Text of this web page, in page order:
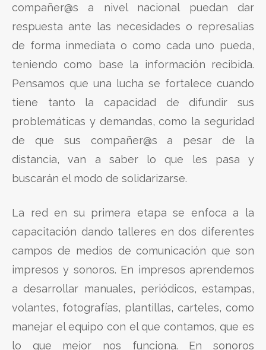
compañer@s a nivel nacional puedan dar
respuesta ante las necesidades o represalias
de forma inmediata o como cada uno pueda,
teniendo como base la información recibida.
Pensamos que una lucha se fortalece cuando
tiene tanto la capacidad de difundir sus
problemáticas y demandas, como la seguridad
de que sus compañer@s a pesar de la
distancia, van a saber lo que les pasa y
buscarán el modo de solidarizarse.
La red en su primera etapa se enfoca a la
capacitación dando talleres en dos diferentes
campos de medios de comunicación que son
impresos y sonoros. En impresos aprendemos
a desarrollar manuales, periódicos, estampas,
volantes, fotografías, plantillas, carteles, como
manejar el equipo con el que contamos, que es
lo que mejor nos funciona. En sonoros